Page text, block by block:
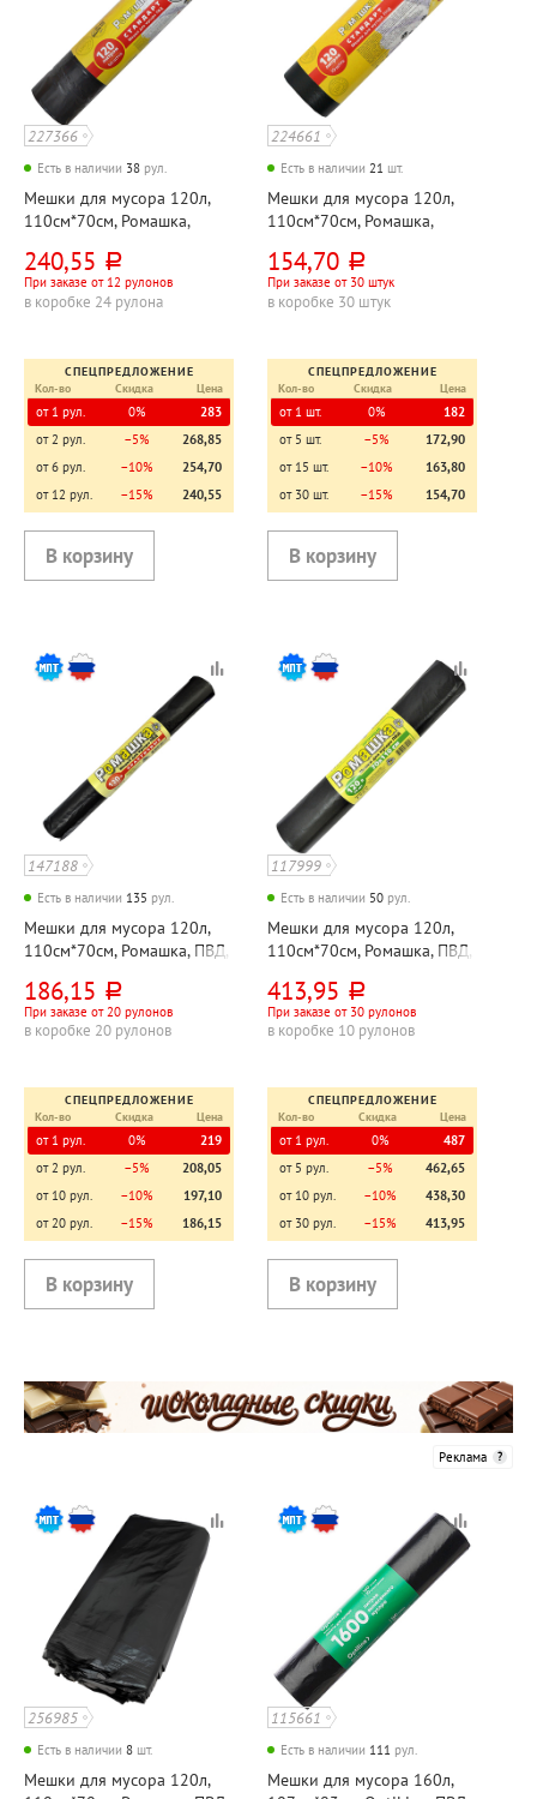
227366
Есть в наличии 38 рул.
Мешки для мусора 120л,
110см*70см, Ромашка,
черные, 10шт, рул, с
завязками
240,55 руб.
При заказе от 12 рулонов
в коробке 24 рулона
СПЕЦПРЕДЛОЖЕНИЕ
Кол-во
Скидка Цена
от 1 рул. 0%
283
от 2 рул.
−5%
268,85
от 6 рул.
−10%
254,70
от 12 рул.
−15% 240,55
224661
Есть в наличии 21 шт.
Мешки для мусора 120л,
110см*70см, Ромашка,
черные, 10шт, рул
154,70 руб.
При заказе от 30 штук
в коробке 30 штук
СПЕЦПРЕДЛОЖЕНИЕ
Кол-во
Скидка Цена
от 1 шт. 0%
182
от 5 шт.
−5%
172,90
от 15 шт.
−10%
163,80
от 30 шт.
−15% 154,70
147188
Есть в наличии 135 рул.
Мешки для мусора 120л,
110см*70см, Ромашка, ПВД,
186,15 руб.
При заказе от 20 рулонов
в коробке 20 рулонов
СПЕЦПРЕДЛОЖЕНИЕ
Кол-во
Скидка Цена
от 1 рул. 0%
219
от 2 рул.
−5%
208,05
от 10 рул.
−10%
197,10
от 20 рул.
−15% 186,15
117999
Есть в наличии 50 рул.
Мешки для мусора 120л,
110см*70см, Ромашка, ПВД,
413,95 руб.
При заказе от 30 рулонов
в коробке 10 рулонов
СПЕЦПРЕДЛОЖЕНИЕ
Кол-во
Скидка Цена
от 1 рул. 0%
487
от 5 рул.
−5%
462,65
от 10 рул.
−10%
438,30
от 30 рул.
−15% 413,95
Реклама
256985
Есть в наличии 8 шт.
Мешки для мусора 120л,
115661
Есть в наличии 111 рул.
Мешки для мусора 160л,